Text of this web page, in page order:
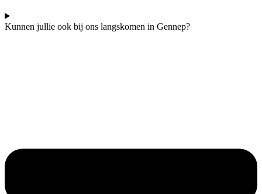
Kunnen jullie ook bij ons langskomen in Gennep?